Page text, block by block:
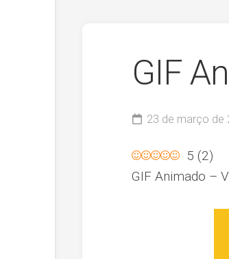
GIF
23 de março de
5 (2)
GIF Animado –